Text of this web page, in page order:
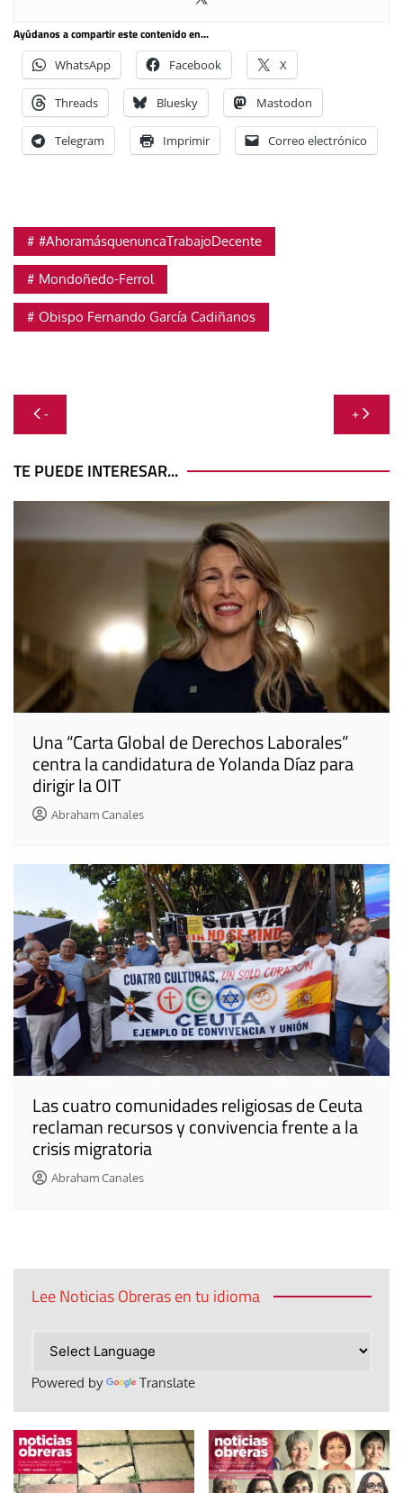
Ayúdanos a compartir este contenido en...
WhatsApp Facebook X
Threads Bluesky Mastodon
Telegram Imprimir Correo electrónico
#AhoramásquenuncaTrabajoDecente
Mondoñedo-Ferrol
Obispo Fernando García Cadiñanos
Navegación
de
entradas
- +
TE PUEDE INTERESAR...
Una “Carta Global de Derechos Laborales”
centra la candidatura de Yolanda Díaz para
dirigir la OIT
Abraham Canales
Las cuatro comunidades religiosas de Ceuta
reclaman recursos y convivencia frente a la
crisis migratoria
Abraham Canales
Lee Noticias Obreras en tu idioma
Powered by Translate